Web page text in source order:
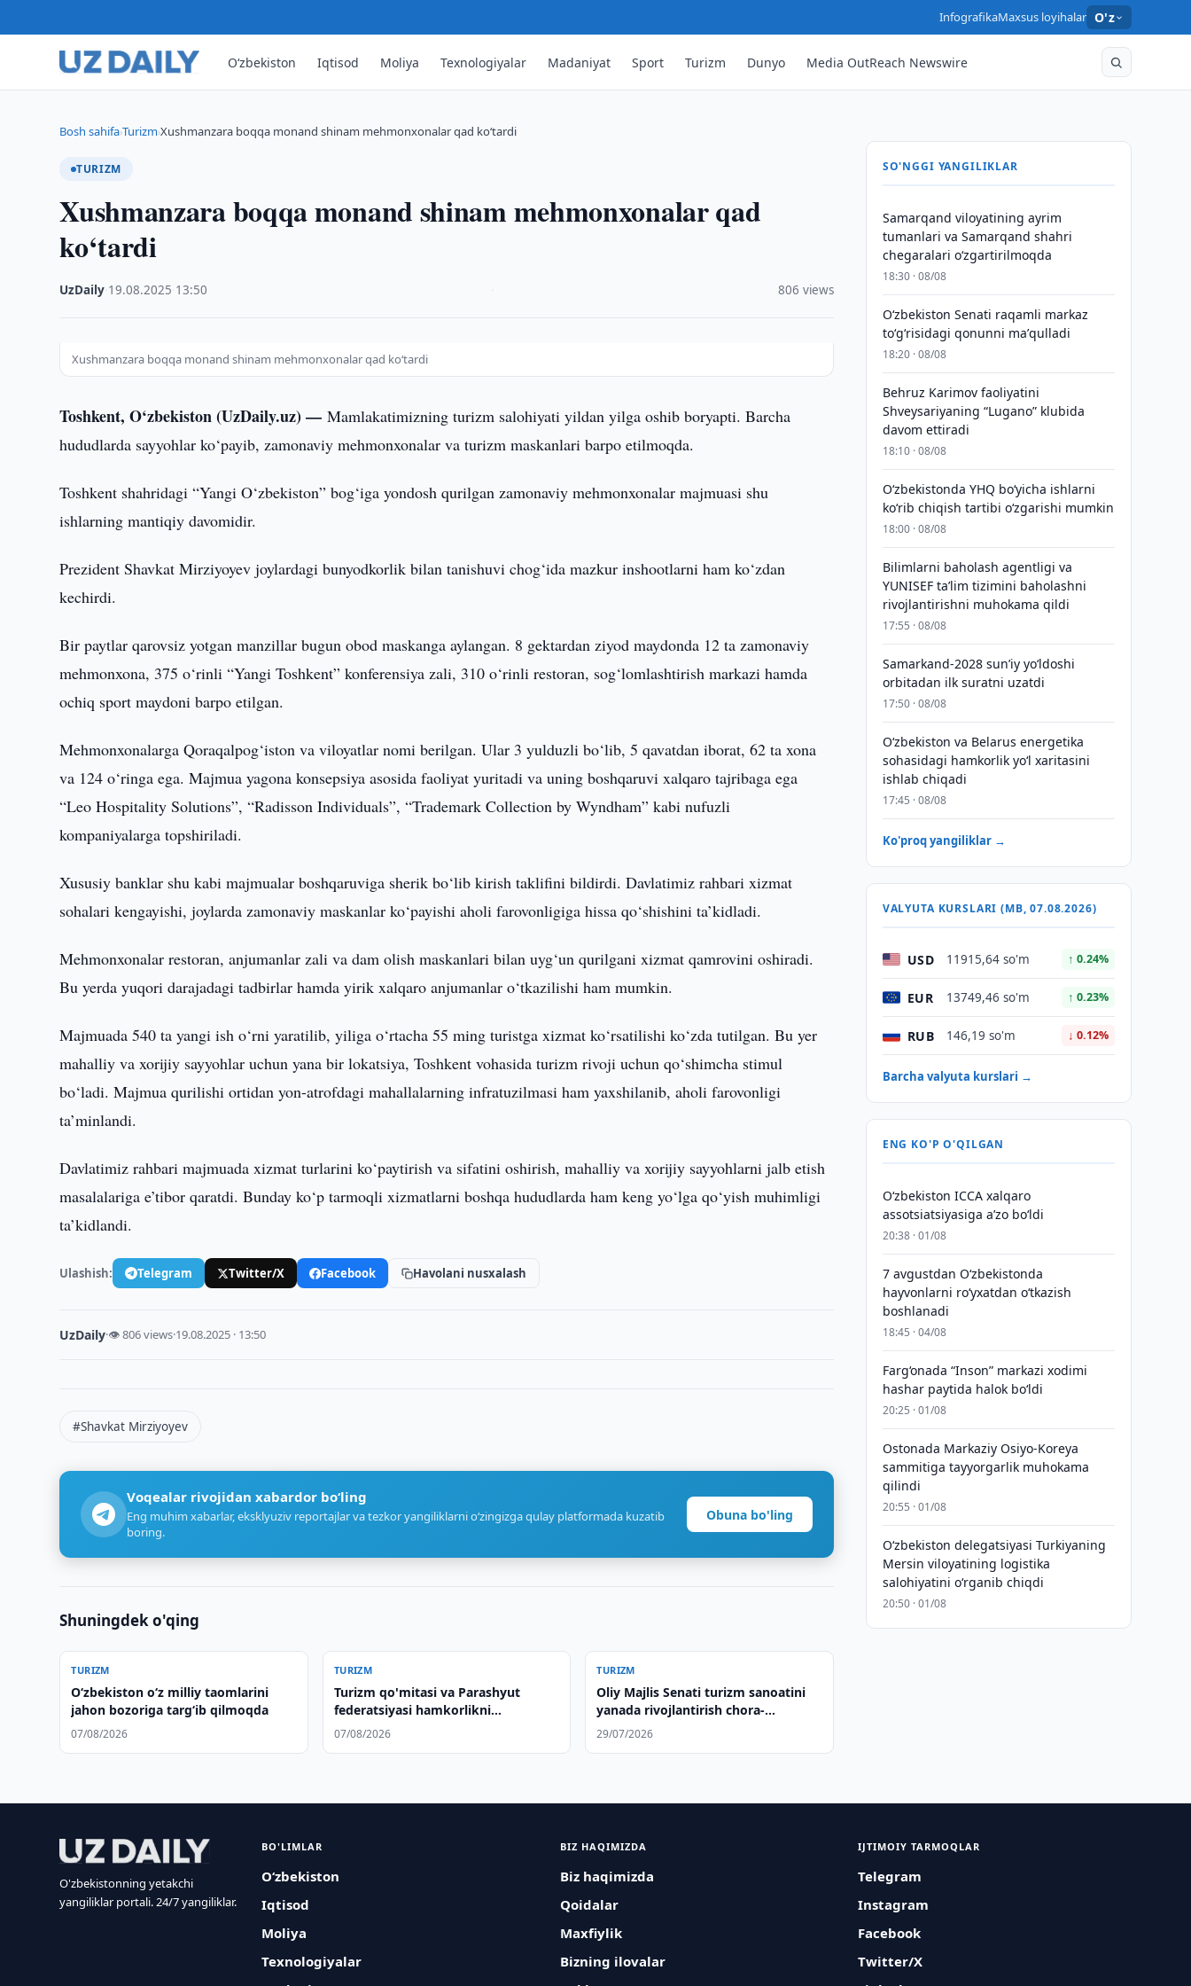
InfografikaMaxsus loyihalar O'z
O‘zbekiston Iqtisod Moliya Texnologiyalar Madaniyat Sport Turizm Dunyo Media OutReach Newswire
Bosh sahifa›Turizm›Xushmanzara boqqa monand shinam mehmonxonalar qad ko‘tardi
TURIZM
Xushmanzara boqqa monand shinam mehmonxonalar qad
ko‘tardi
UzDaily 19.08.2025 13:50 806 views
Xushmanzara boqqa monand shinam mehmonxonalar qad ko‘tardi
Toshkent, O‘zbekiston (UzDaily.uz) —Mamlakatimizning turizm salohiyati yildan yilga oshib boryapti. Barcha
hududlarda sayyohlar ko‘payib, zamonaviy mehmonxonalar va turizm maskanlari barpo etilmoqda.
Toshkent shahridagi “Yangi O‘zbekiston” bog‘iga yondosh qurilgan zamonaviy mehmonxonalar majmuasi shu
ishlarning mantiqiy davomidir.
Prezident Shavkat Mirziyoyev joylardagi bunyodkorlik bilan tanishuvi chog‘ida mazkur inshootlarni ham ko‘zdan
kechirdi.
Bir paytlar qarovsiz yotgan manzillar bugun obod maskanga aylangan. 8 gektardan ziyod maydonda 12 ta zamonaviy
mehmonxona, 375 o‘rinli “Yangi Toshkent” konferensiya zali, 310 o‘rinli restoran, sog‘lomlashtirish markazi hamda
ochiq sport maydoni barpo etilgan.
Mehmonxonalarga Qoraqalpog‘iston va viloyatlar nomi berilgan. Ular 3 yulduzli bo‘lib, 5 qavatdan iborat, 62 ta xona
va 124 o‘ringa ega. Majmua yagona konsepsiya asosida faoliyat yuritadi va uning boshqaruvi xalqaro tajribaga ega
“Leo Hospitality Solutions”, “Radisson Individuals”, “Trademark Collection by Wyndham” kabi nufuzli
kompaniyalarga topshiriladi.
Xususiy banklar shu kabi majmualar boshqaruviga sherik bo‘lib kirish taklifini bildirdi. Davlatimiz rahbari xizmat
sohalari kengayishi, joylarda zamonaviy maskanlar ko‘payishi aholi farovonligiga hissa qo‘shishini ta’kidladi.
Mehmonxonalar restoran, anjumanlar zali va dam olish maskanlari bilan uyg‘un qurilgani xizmat qamrovini oshiradi.
Bu yerda yuqori darajadagi tadbirlar hamda yirik xalqaro anjumanlar o‘tkazilishi ham mumkin.
Majmuada 540 ta yangi ish o‘rni yaratilib, yiliga o‘rtacha 55 ming turistga xizmat ko‘rsatilishi ko‘zda tutilgan. Bu yer
mahalliy va xorijiy sayyohlar uchun yana bir lokatsiya, Toshkent vohasida turizm rivoji uchun qo‘shimcha stimul
bo‘ladi. Majmua qurilishi ortidan yon-atrofdagi mahallalarning infratuzilmasi ham yaxshilanib, aholi farovonligi
ta’minlandi.
Davlatimiz rahbari majmuada xizmat turlarini ko‘paytirish va sifatini oshirish, mahalliy va xorijiy sayyohlarni jalb etish
masalalariga e’tibor qaratdi. Bunday ko‘p tarmoqli xizmatlarni boshqa hududlarda ham keng yo‘lga qo‘yish muhimligi
ta’kidlandi.
Ulashish: Telegram Twitter/X Facebook Havolani nusxalash
UzDaily·👁 806 views·19.08.2025 · 13:50
#Shavkat Mirziyoyev
Voqealar rivojidan xabardor bo‘ling
Eng muhim xabarlar, eksklyuziv reportajlar va tezkor yangiliklarni o‘zingizga qulay platformada kuzatib
boring.
Obuna bo'ling
Shuningdek o'qing
TURIZM
Oʻzbekiston oʻz milliy taomlarini
jahon bozoriga targʻib qilmoqda
07/08/2026
TURIZM
Turizm qo'mitasi va Parashyut
federatsiyasi hamkorlikni
muhokama qildi
07/08/2026
TURIZM
Oliy Majlis Senati turizm sanoatini
yanada rivojlantirish chora-
tadbirlarini muhokama qildi
29/07/2026
SO'NGGI YANGILIKLAR
Samarqand viloyatining ayrim
tumanlari va Samarqand shahri
chegaralari oʻzgartirilmoqda
18:30 · 08/08
Oʻzbekiston Senati raqamli markaz
toʻgʻrisidagi qonunni maʼqulladi
18:20 · 08/08
Behruz Karimov faoliyatini
Shveysariyaning “Lugano” klubida
davom ettiradi
18:10 · 08/08
O‘zbekistonda YHQ bo‘yicha ishlarni
ko‘rib chiqish tartibi o‘zgarishi mumkin
18:00 · 08/08
Bilimlarni baholash agentligi va
YUNISEF taʼlim tizimini baholashni
rivojlantirishni muhokama qildi
17:55 · 08/08
Samarkand-2028 sunʼiy yo‘ldoshi
orbitadan ilk suratni uzatdi
17:50 · 08/08
Oʻzbekiston va Belarus energetika
sohasidagi hamkorlik yoʻl xaritasini
ishlab chiqadi
17:45 · 08/08
Ko'proq yangiliklar →
VALYUTA KURSLARI (MB, 07.08.2026)
USD 11915,64 so'm ↑ 0.24%
EUR 13749,46 so'm ↑ 0.23%
RUB 146,19 so'm ↓ 0.12%
Barcha valyuta kurslari →
ENG KO'P O'QILGAN
O‘zbekiston ICCA xalqaro
assotsiatsiyasiga aʼzo bo‘ldi
20:38 · 01/08
7 avgustdan O‘zbekistonda
hayvonlarni ro‘yxatdan o‘tkazish
boshlanadi
18:45 · 04/08
Farg‘onada “Inson” markazi xodimi
hashar paytida halok bo‘ldi
20:25 · 01/08
Ostonada Markaziy Osiyo-Koreya
sammitiga tayyorgarlik muhokama
qilindi
20:55 · 01/08
Oʻzbekiston delegatsiyasi Turkiyaning
Mersin viloyatining logistika
salohiyatini oʻrganib chiqdi
20:50 · 01/08
O'zbekistonning yetakchi
yangiliklar portali. 24/7 yangiliklar.
BO'LIMLAR
O‘zbekiston
Iqtisod
Moliya
Texnologiyalar
BIZ HAQIMIZDA
Biz haqimizda
Qoidalar
Maxfiylik
Bizning ilovalar
IJTIMOIY TARMOQLAR
Telegram
Instagram
Facebook
Twitter/X